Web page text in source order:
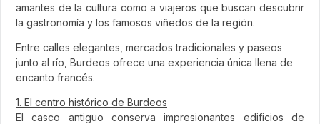
amantes de la cultura como a viajeros que buscan descubrir
la gastronomía y los famosos viñedos de la región.
Entre calles elegantes, mercados tradicionales y paseos
junto al río, Burdeos ofrece una experiencia única llena de
encanto francés.
1. El centro histórico de Burdeos
El casco antiguo conserva impresionantes edificios de